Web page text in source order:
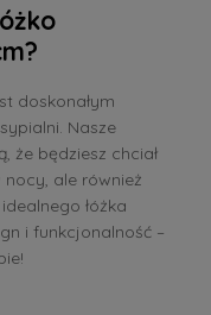
doskonałym
Nasze
że będziesz chciał
ale również
łóżka
i funkcjonalność –